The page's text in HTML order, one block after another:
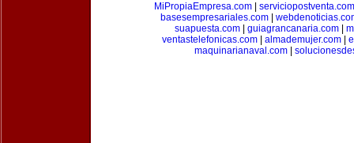
MiPropiaEmpresa.com| serviciopostventa.com
basesempresariales.com|
suapuesta.com
guiagrancanaria.com
ventastelefonicas.com| almademujer.com|
maquinarianaval.com|